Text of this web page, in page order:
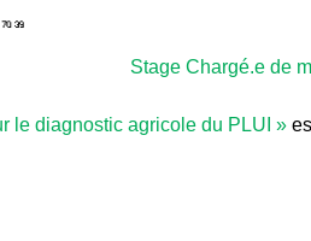
Stage Chargé.e de
le diagnostic agricole du PLUI »